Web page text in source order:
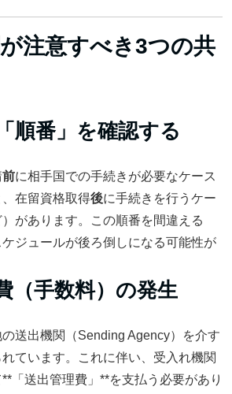
注意すべき3つの共
順番」を確認する
前に相手国での手続きが必要なケース
、在留資格取得後に手続きを行うケー
があります。この順番を間違える
ジュールが後ろ倒しになる可能性が
（手数料）の発生
送出機関（Sending Agency）を介す
ています。これに伴い、受入れ機関
「送出管理費」**を支払う必要があり